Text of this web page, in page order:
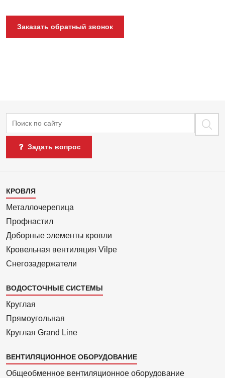
Заказать обратный звонок
Поиск
Задать вопрос
Каталог
1
КРОВЛЯ
Металлочерепица
Профнастил
Доборные элементы кровли
Кровельная вентиляция Vilpe
Снегозадержатели
ВОДОСТОЧНЫЕ СИСТЕМЫ
Круглая
Прямоуголь­ная
Круглая Grand Line
ВЕНТИЛЯЦИОННОЕ ОБОРУДОВАНИЕ
Общеобменное вентиляционное оборудование